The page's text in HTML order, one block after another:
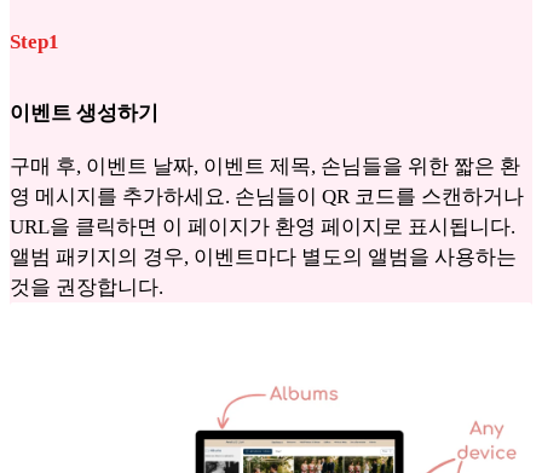
Step1
이벤트 생성하기
구매 후, 이벤트 날짜, 이벤트 제목, 손님들을 위한 짧은 환
영 메시지를 추가하세요. 손님들이 QR 코드를 스캔하거나
URL을 클릭하면 이 페이지가 환영 페이지로 표시됩니다.
앨범 패키지의 경우, 이벤트마다 별도의 앨범을 사용하는
것을 권장합니다.